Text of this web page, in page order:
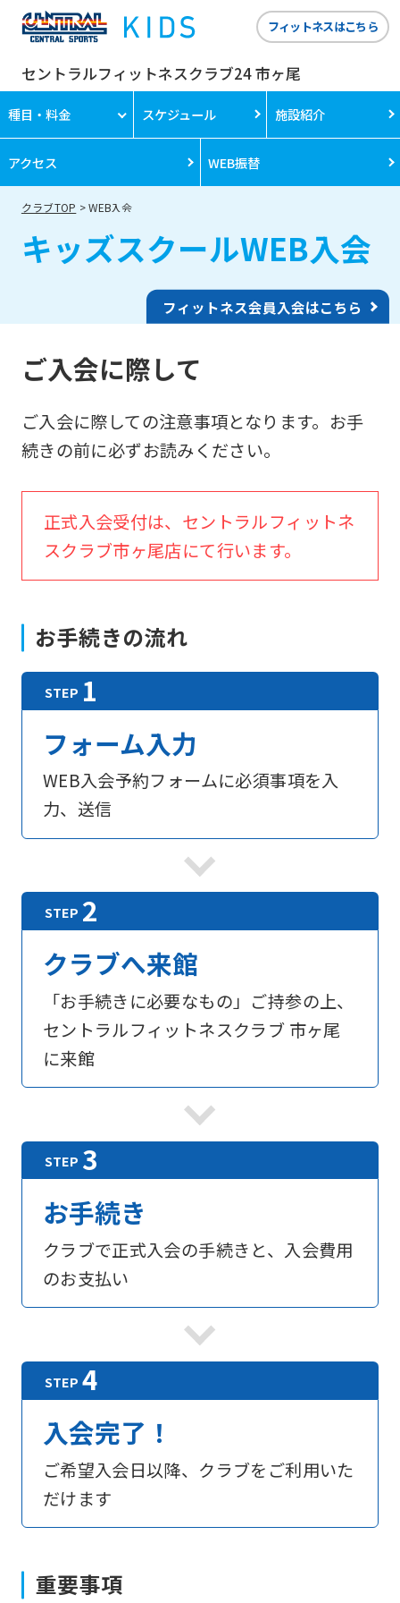
セントラルフィットネスクラブ24 市ヶ尾
フィットネスはこちら
種目・料金 スケジュール 施設紹介
アクセス WEB振替
クラブTOP WEB入会
キッズスクールWEB入会
フィットネス会員入会はこちら
ご入会に際して
ご入会に際しての注意事項となります。お手
続きの前に必ずお読みください。
正式入会受付は、セントラルフィットネ
スクラブ市ヶ尾店にて行います。
お手続きの流れ
フォーム入力
WEB入会予約フォームに必須事項を入
力、送信
クラブへ来館
「お手続きに必要なもの」ご持参の上、
セントラルフィットネスクラブ 市ヶ尾
に来館
お手続き
クラブで正式入会の手続きと、入会費用
のお支払い
入会完了！
ご希望入会日以降、クラブをご利用いた
だけます
重要事項
For
foreigners
Central
official
website
translated
into
link
(start
automatic
translation)
to
the